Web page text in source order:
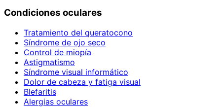
Condiciones oculares
Tratamiento del queratocono
Síndrome de ojo seco
Control de miopía
Astigmatismo
Síndrome visual informático
Dolor de cabeza y fatiga visual
Blefaritis
Alergias oculares